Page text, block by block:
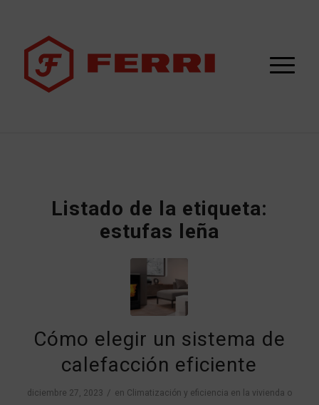
Listado de la etiqueta:
estufas leña
Cómo elegir un sistema de
calefacción eficiente
diciembre 27, 2023 / en Climatización y eficiencia en la vivienda o